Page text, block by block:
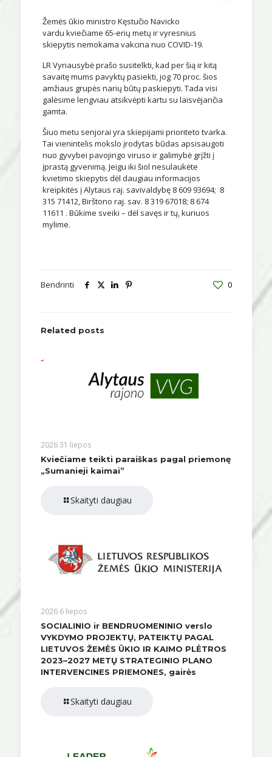
Žemės ūkio ministro Kęstučio Navicko
vardu kviečiame 65-erių metų ir vyresnius
skiepytis nemokama vakcina nuo COVID-19.
LR Vyriausybė prašo susitelkti, kad per šią ir kitą
savaitę mums pavyktų pasiekti, jog 70 proc. šios
amžiaus grupės narių būtų paskiepyti. Tada visi
galėsime lengviau atsikvėpti kartu su laisvėjančia
gamta.
Šiuo metu senjorai yra skiepijami prioriteto tvarka.
Tai vienintelis mokslo įrodytas būdas apsisaugoti
nuo gyvybei pavojingo viruso ir galimybė grįžti į
įprastą gyvenimą. Jeigu iki šiol nesulaukėte
kvietimo skiepytis dėl daugiau informacijos
kreipkitės į Alytaus raj. savivaldybę 8 609 93694; 8
315 71412, Birštono raj. sav. 8 319 67018; 8 674
11611 . Būkime sveiki – dėl savęs ir tų, kuriuos
mylime.
Bendrinti 0
Related posts
2026 31 liepos
Kviečiame teikti paraiškas pagal priemonę
„Sumanieji kaimai”
Skaityti daugiau
2026 6 liepos
SOCIALINIO ir BENDRUOMENINIO verslo
VYKDYMO PROJEKTŲ, PATEIKTŲ PAGAL
LIETUVOS ŽEMĖS ŪKIO IR KAIMO PLĖTROS
2023–2027 METŲ STRATEGINIO PLANO
INTERVENCINES PRIEMONES, gairės
Skaityti daugiau